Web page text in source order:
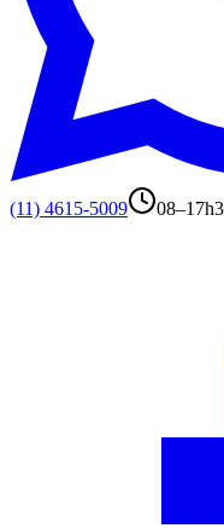
(11) 4615-5009